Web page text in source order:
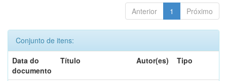
Anterior 1 Próximo
Conjunto de itens:
Data do
documento
Título Autor(es) Tipo